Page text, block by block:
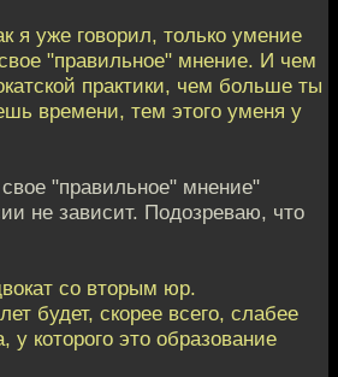
я уже говорил, только умение
"правильное" мнение. И чем
практики, чем больше ты
времени, тем этого уменя у
"правильное" мнение"
не зависит. Подозреваю, что
со вторым юр.
будет, скорее всего, слабее
у которого это образование